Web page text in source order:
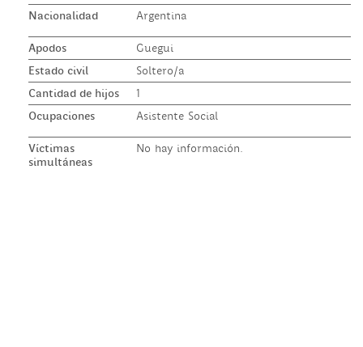
Nacionalidad Argentina
Apodos
Guegui
Estado civil
Soltero/a
Cantidad de hijos
1
Ocupaciones
Asistente Social
Víctimas
simultáneas
No hay información.